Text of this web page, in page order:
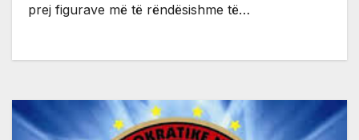
prej figurave më të rëndësishme të…